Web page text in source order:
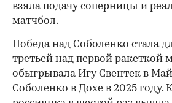
взяла подачу соперницы и
матчбол.
Победа над Соболенко стала
третьей над первой ракеткой
обыгрывала Игу Свентек в
Соболенко в Дохе в 2025 году.